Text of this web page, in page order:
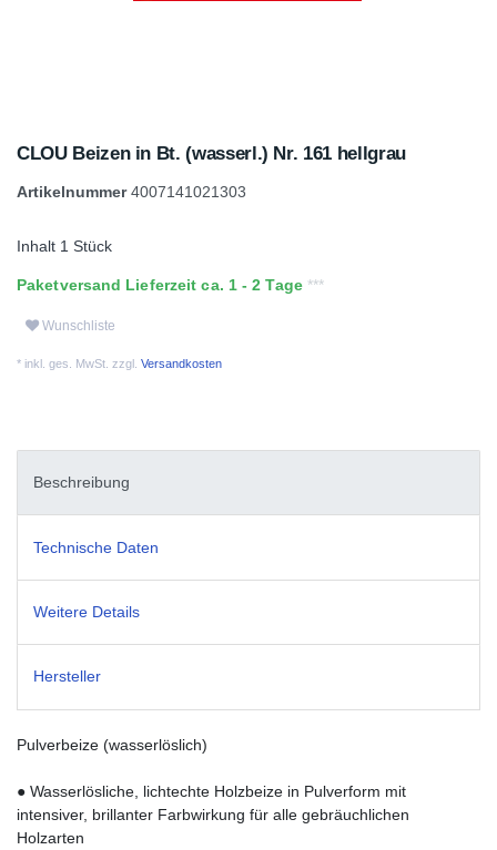
CLOU Beizen in Bt. (wasserl.) Nr. 161 hellgrau
Artikelnummer4007141021303
Inhalt 1 Stück
Paketversand Lieferzeit ca. 1 - 2 Tage
Wunschliste
* inkl. ges. MwSt. zzgl. Versandkosten
Beschreibung
Technische Daten
Weitere Details
Hersteller
Pulverbeize (wasserlöslich)
● Wasserlösliche, lichtechte Holzbeize in Pulverform mit
intensiver, brillanter Farbwirkung für alle gebräuchlichen
Holzarten